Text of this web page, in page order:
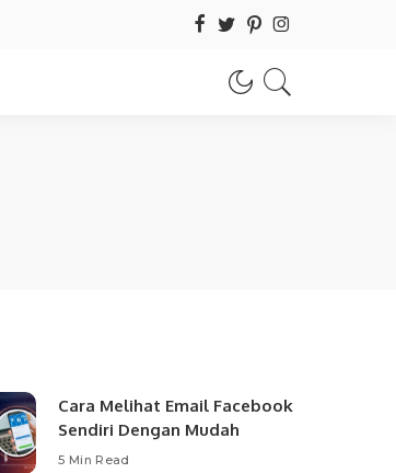
Cara Melihat Email Facebook
Sendiri Dengan Mudah
5 Min Read